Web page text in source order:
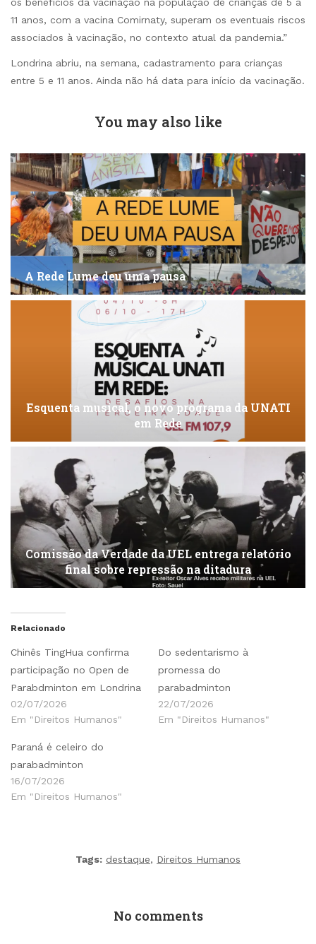
os benefícios da vacinação na população de crianças de 5 a
11 anos, com a vacina Comirnaty, superam os eventuais riscos
associados à vacinação, no contexto atual da pandemia.”
Londrina abriu, na semana, cadastramento para crianças
entre 5 e 11 anos. Ainda não há data para início da vacinação.
You may also like
A Rede Lume deu uma pausa
Esquenta musical, o novo programa da UNATI
em Rede
Comissão da Verdade da UEL entrega relatório
final sobre repressão na ditadura
Relacionado
Chinês TingHua confirma
participação no Open de
Parabdminton em Londrina
02/07/2026
Em "Direitos Humanos"
Do sedentarismo à
promessa do
parabadminton
22/07/2026
Em "Direitos Humanos"
Paraná é celeiro do
parabadminton
16/07/2026
Em "Direitos Humanos"
Tags: destaque, Direitos Humanos
No comments